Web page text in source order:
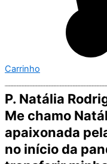
Carrinho
P. Natália
Me chamo
apaixonada
no início da